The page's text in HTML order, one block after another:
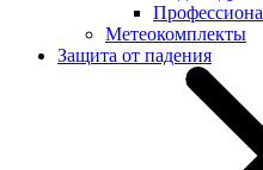
Метеокомплекты
Защита от падения